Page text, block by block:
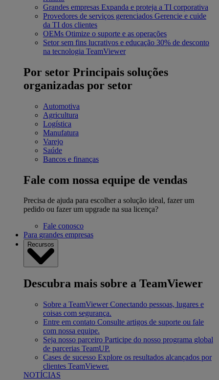
Grandes empresas Expanda e proteja a TI corporativa
Provedores de serviços gerenciados Gerencie e cuide
da TI dos clientes
OEMs Otimize o suporte e as operações
Setor sem fins lucrativos e educação 30% de desconto
na tecnologia TeamViewer
Por setor Principais soluções
organizadas por setor
Automotiva
Agricultura
Logística
Manufatura
Varejo
Saúde
Bancos e finanças
Fale com nossa equipe de vendas
Precisa de ajuda para escolher a solução ideal, fazer um
pedido ou fazer um upgrade na sua licença?
Fale conosco
Para grandes empresas
Recursos
Descubra mais sobre a TeamViewer
Sobre a TeamViewer Conectando pessoas, lugares e
coisas com segurança.
Entre em contato Consulte artigos de suporte ou fale
com nossa equipe.
Seja nosso parceiro Participe do nosso programa global
de parcerias TeamUP.
Cases de sucesso Explore os resultados alcançados por
clientes TeamViewer.
NOTÍCIAS